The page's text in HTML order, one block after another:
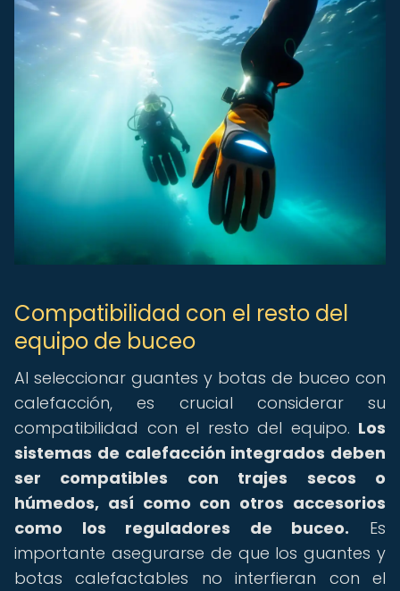
Compatibilidad con el resto del
equipo de buceo
Al seleccionar guantes y botas de buceo con
calefacción, es crucial considerar su
compatibilidad con el resto del equipo. Los
sistemas de calefacción integrados deben
ser compatibles con trajes secos o
húmedos, así como con otros accesorios
como los reguladores de buceo. Es
importante asegurarse de que los guantes y
botas calefactables no interfieran con el